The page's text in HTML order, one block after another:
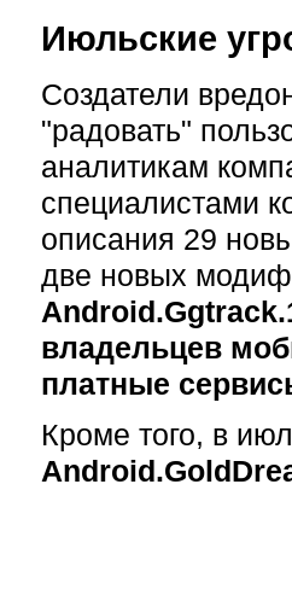
Июльские
Создатели
"радовать"
аналитикам
специалистами
описания 29
две новых
владельцев
платные
Кроме того, в